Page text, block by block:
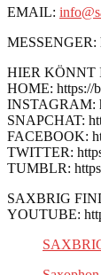
EMAIL:
MESSENGER:
HIER KÖNNT
HOME: https://
INSTAGRAM:
SNAPCHAT:
FACEBOOK:
TWITTER:
TUMBLR:
SAXBRIG
YOUTUBE: